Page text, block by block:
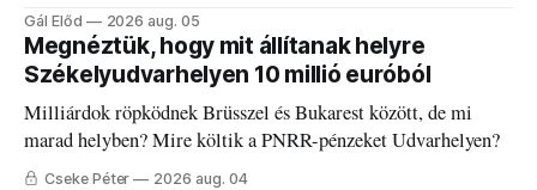
discgolfpályáján rendeznek meg.
Gál Előd 2026 aug. 05
Megnéztük, hogy mit állítanak helyre
Székelyudvarhelyen 10 millió euróból
Milliárdok röpködnek Brüsszel és Bukarest között, de mi
marad helyben? Mire költik a PNRR-pénzeket Udvarhelyen?
Cseke Péter 2026 aug. 04